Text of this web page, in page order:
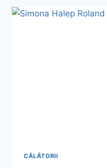
VELIER
CĂLĂTORII